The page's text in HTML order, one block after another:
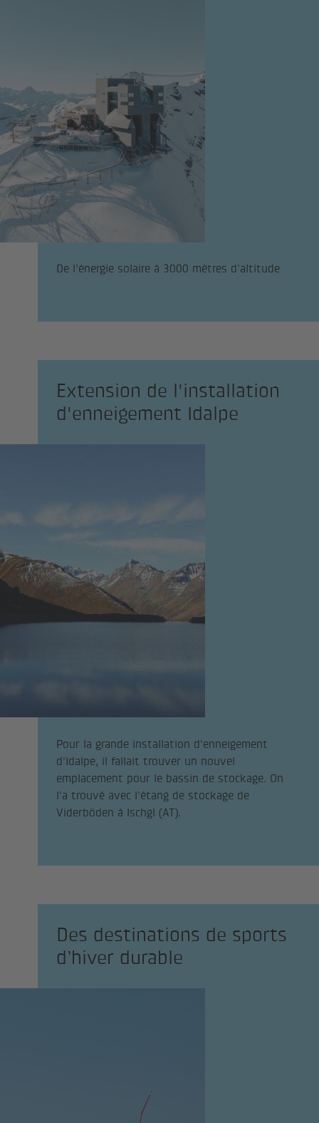
De l’énergie solaire à 3000 mètres d’altitude
Extension de l'installation
d'enneigement Idalpe
Pour la grande installation d'enneigement
d'Idalpe, il fallait trouver un nouvel
emplacement pour le bassin de stockage. On
l'a trouvé avec l'étang de stockage de
Viderböden à Ischgl (AT).
Des destinations de sports
d’hiver durable